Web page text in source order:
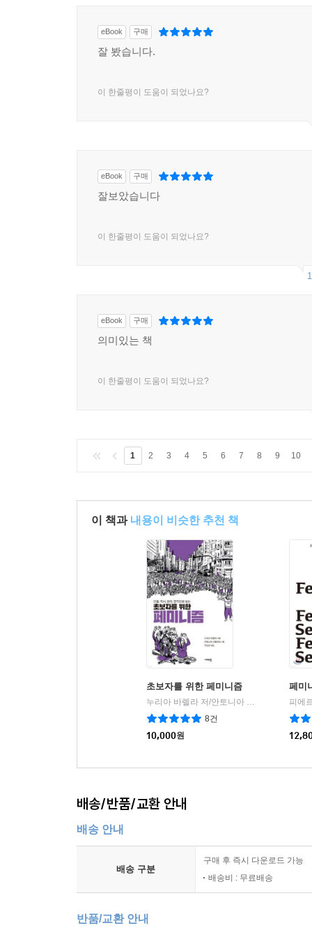
eBook 구매
잘 봤습니다.
이 한줄평이 도움이 되었나요?
eBook 구매
잘보았습니다
이 한줄평이 도움이 되었나요?
eBook 구매
의미있는 책
이 한줄평이 도움이 되었나요?
1 2 3 4 5 6 7 8 9 10
이 책과 내용이 비슷한 추천 책
초보자를 위한 페미니즘
8건
10,000원
페미
피에
배송/반품/교환 안내
배송 안내
배송 구분
구매 후 즉시 다운로드 가능
배송비 : 무료배송
반품/교환 안내